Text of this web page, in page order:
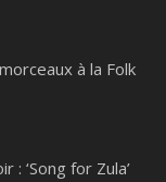
à la Folk
: ‘Song for Zula’